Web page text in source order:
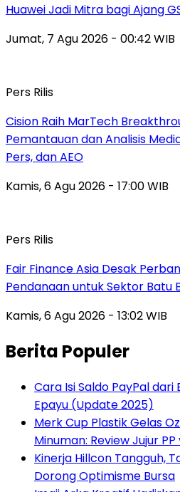
Huawei Jadi Mitra bagi Ajang
Jumat, 7 Agu 2026 - 00:42 WIB
Pers Rilis
Cision Raih MarTech
Pemantauan dan Analisis
Pers, dan AEO
Kamis, 6 Agu 2026 - 17:00 WIB
Pers Rilis
Fair Finance Asia Desak
Pendanaan untuk Sektor Batu
Kamis, 6 Agu 2026 - 13:02 WIB
Berita Populer
Cara Isi Saldo PayPal dari
Epayu (Update 2025)
Merk Cup Plastik Gelas
Minuman: Review Jujur PP
Kinerja Hillcon Tangguh,
Dorong Optimisme Bursa